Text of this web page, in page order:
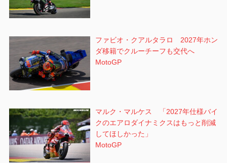
ファビオ・クアルタラロ 2027年ホン
ダ移籍でクルーチーフも交代へ
MotoGP
マルク・マルケス 「2027年仕様バイ
クのエアロダイナミクスはもっと削減
してほしかった」
MotoGP